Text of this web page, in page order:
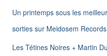
Un printemps sous les
sorties sur Meidosem Records
Les Tétines Noires + Martin